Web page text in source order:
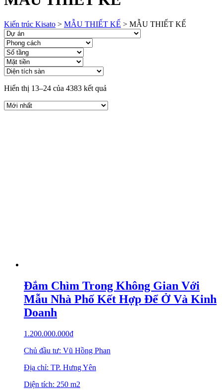
Kiến trúc Kisato > MẪU THIẾT KẾ > MẪU THIẾT KẾ
Hiển thị 13–24 của 4383 kết quả
Đắm Chìm Trong Không Gian Với
Mẫu Nhà Phố Kết Hợp Để Ở Và Kinh
Doanh
1.200.000.000₫
Chủ đầu tư: Vũ Hồng Phan
Địa chỉ: TP. Hưng Yên
Diện tích: 250 m2